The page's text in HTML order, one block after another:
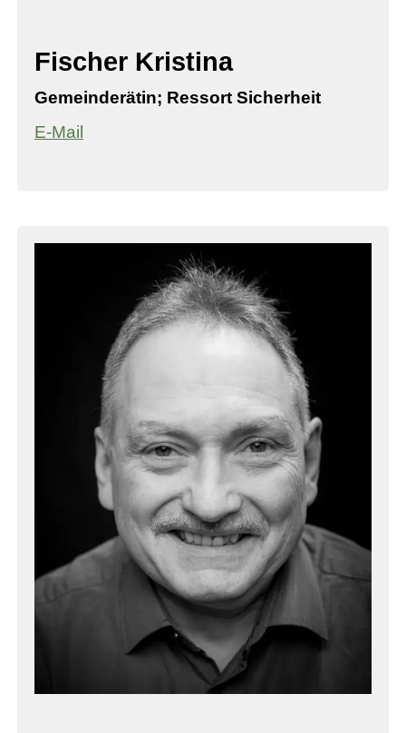
Fischer Kristina
Gemeinderätin; Ressort Sicherheit
E-Mail